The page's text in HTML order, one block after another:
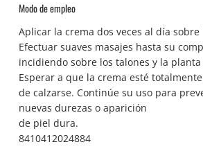
Modo de empleo
Aplicar la crema dos veces al día
Efectuar suaves masajes hasta su
incidiendo sobre los talones y la planta
Esperar a que la crema esté
de calzarse. Continúe su uso para
nuevas durezas o aparición
de piel dura.
8410412024884